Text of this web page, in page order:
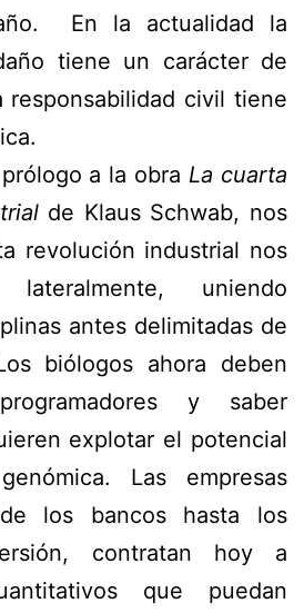
En la actualidad la
tiene un carácter de
responsabilidad civil tiene
a la obra La cuarta
de Klaus Schwab, nos
revolución industrial nos
uniendo
antes delimitadas de
biólogos ahora deben
y saber
explotar el potencial
Las empresas
los bancos hasta los
contratan hoy a
que puedan